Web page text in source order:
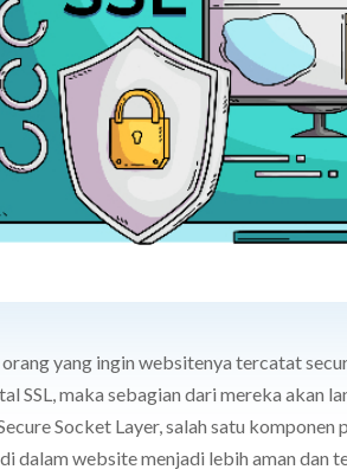
orang yang ingin websitenya tercatat
SSL, maka sebagian dari mereka akan
Socket Layer, salah satu
dalam website menjadi lebih aman dan